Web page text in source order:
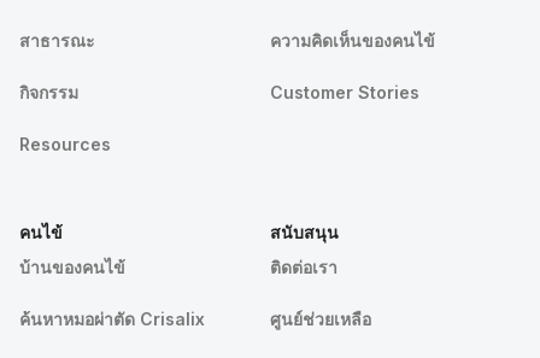
สาธารณะ
กิจกรรม
Resources
ความคิดเห็นของคนไข้
Customer Stories
คนไข้
บ้านของคนไข้
ค้นหาหมอผ่าตัด Crisalix
สนับสนุน
ติดต่อเรา
ศูนย์ช่วยเหลือ